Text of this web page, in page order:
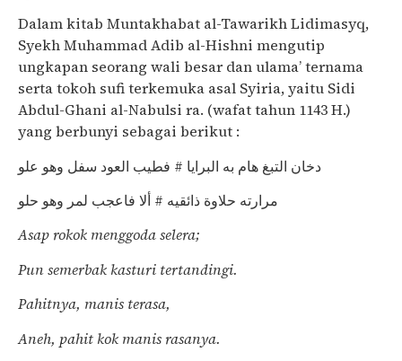
Dalam kitab Muntakhabat al-Tawarikh Lidimasyq,
Syekh Muhammad Adib al-Hishni mengutip
ungkapan seorang wali besar dan ulama’ ternama
serta tokoh sufi terkemuka asal Syiria, yaitu Sidi
Abdul-Ghani al-Nabulsi ra. (wafat tahun 1143 H.)
yang berbunyi sebagai berikut :
دخان التبغ هام به البرايا # فطيب العود سفل وهو علو
مرارته حلاوة ذائقيه # ألا فاعجب لمر وهو حلو
Asap rokok menggoda selera;
Pun semerbak kasturi tertandingi.
Pahitnya, manis terasa,
Aneh, pahit kok manis rasanya.